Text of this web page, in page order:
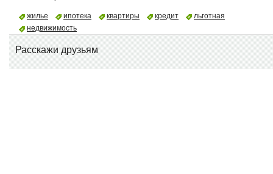
жилье ипотека квартиры кредит
льготная
недвижимость
Расскажи друзьям